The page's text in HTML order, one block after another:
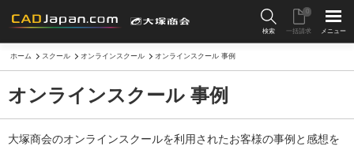
検索 一括請求
0
メニュー
ホーム スクール オンラインスクール オンラインスクール 事例
オンラインスクール 事例
大塚商会のオンラインスクールを利用されたお客様の事例と感想を